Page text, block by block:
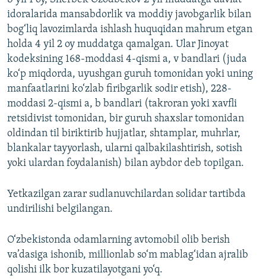
idoralarida mansabdorlik va moddiy javobgarlik bilan
bog‘liq lavozimlarda ishlash huquqidan mahrum etgan
holda 4 yil 2 oy muddatga qamalgan. Ular Jinoyat
kodeksining 168-moddasi 4-qismi a, v bandlari (juda
ko‘p miqdorda, uyushgan guruh tomonidan yoki uning
manfaatlarini ko‘zlab firibgarlik sodir etish), 228-
moddasi 2-qismi a, b bandlari (takroran yoki xavfli
retsidivist tomonidan, bir guruh shaxslar tomonidan
oldindan til biriktirib hujjatlar, shtamplar, muhrlar,
blankalar tayyorlash, ularni qalbakilashtirish, sotish
yoki ulardan foydalanish) bilan aybdor deb topilgan.
Yetkazilgan zarar sudlanuvchilardan solidar tartibda
undirilishi belgilangan.
O‘zbekistonda odamlarning avtomobil olib berish
va’dasiga ishonib, millionlab so‘m mablag‘idan ajralib
qolishi ilk bor kuzatilayotgani yo‘q.